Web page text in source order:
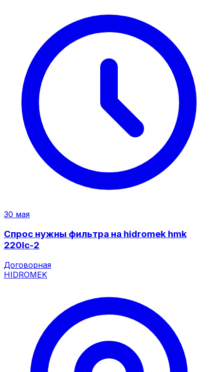
30 мая
Спрос нужны фильтра на hidromek hmk
220lc-2
Договорная
HIDROMEK